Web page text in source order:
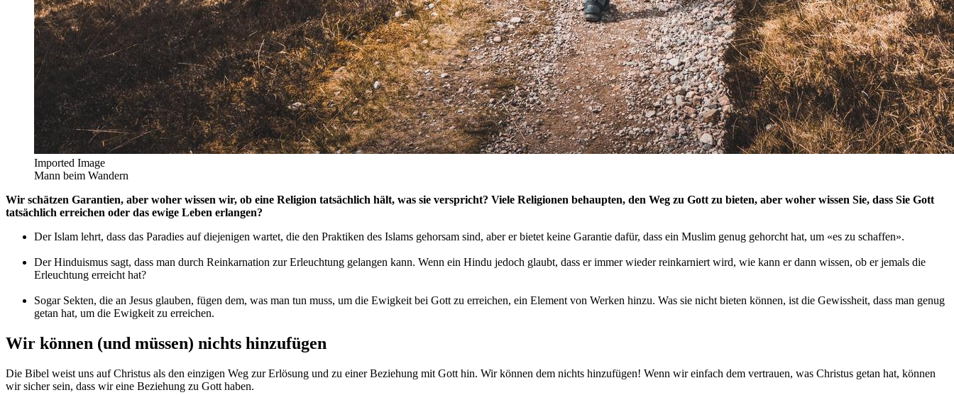
Imported Image
Mann beim Wandern
Wir schätzen Garantien, aber woher wissen wir, ob eine Religion tatsächlich hält, was sie verspricht? Viele Religionen behaupten, den Weg zu Gott zu bieten, aber woher wissen Sie, dass Sie Gott
tatsächlich erreichen oder das ewige Leben erlangen?
Der Islam lehrt, dass das Paradies auf diejenigen wartet, die den Praktiken des Islams gehorsam sind, aber er bietet keine Garantie dafür, dass ein Muslim genug gehorcht hat, um «es zu schaffen».
Der Hinduismus sagt, dass man durch Reinkarnation zur Erleuchtung gelangen kann. Wenn ein Hindu jedoch glaubt, dass er immer wieder reinkarniert wird, wie kann er dann wissen, ob er jemals die
Erleuchtung erreicht hat?
Sogar Sekten, die an Jesus glauben, fügen dem, was man tun muss, um die Ewigkeit bei Gott zu erreichen, ein Element von Werken hinzu. Was sie nicht bieten können, ist die Gewissheit, dass man genug
getan hat, um die Ewigkeit zu erreichen.
Wir können (und müssen) nichts hinzufügen
Die Bibel weist uns auf Christus als den einzigen Weg zur Erlösung und zu einer Beziehung mit Gott hin. Wir können dem nichts hinzufügen! Wenn wir einfach dem vertrauen, was Christus getan hat, können
wir sicher sein, dass wir eine Beziehung zu Gott haben.